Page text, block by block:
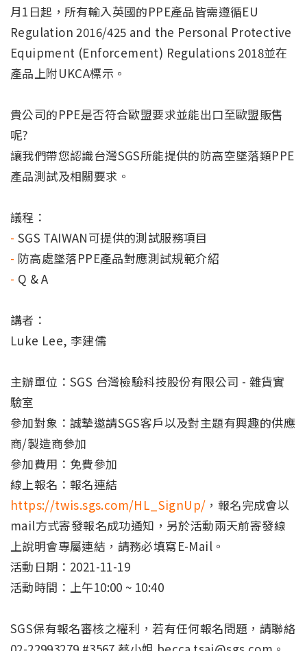
月1日起，所有輸入英國的PPE產品皆需遵循EU
Regulation 2016/425 and the Personal Protective
Equipment (Enforcement) Regulations 2018並在
產品上附UKCA標示。
貴公司的PPE是否符合歐盟要求並能出口至歐盟販售
呢?
讓我們帶您認識台灣SGS所能提供的防高空墜落類PPE
產品測試及相關要求。
議程：
- SGS TAIWAN可提供的測試服務項目
- 防高處墜落PPE產品對應測試規範介紹
- Q & A
講者：
Luke Lee, 李建儒
主辦單位：SGS 台灣檢驗科技股份有限公司 - 雜貨實
驗室
參加對象：誠摯邀請SGS客戶以及對主題有興趣的供應
商/製造商參加
參加費用：免費參加
線上報名：報名連結
https://twis.sgs.com/HL_SignUp/ ，報名完成會以
mail方式寄發報名成功通知，另於活動兩天前寄發線
上說明會專屬連結，請務必填寫E-Mail。
活動日期：2021-11-19
活動時間：上午10:00 ~ 10:40
SGS保有報名審核之權利，若有任何報名問題，請聯絡